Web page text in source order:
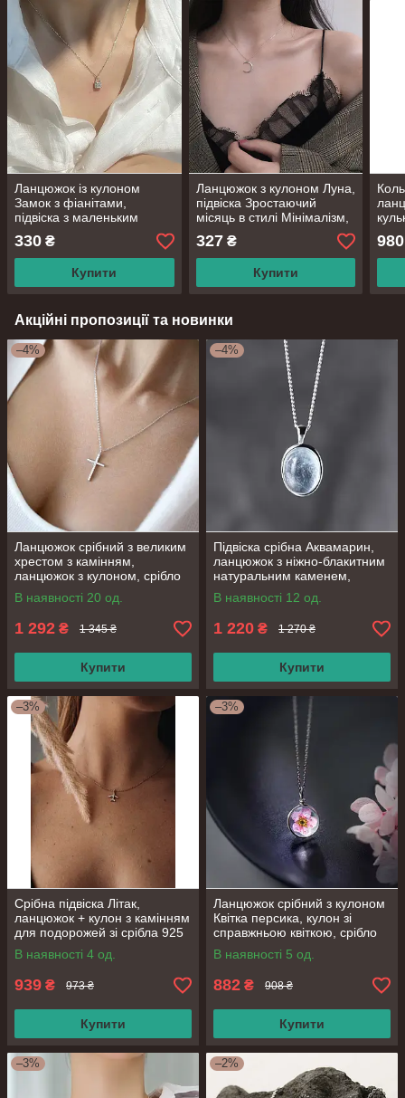
Ланцюжок із кулоном
Замок з фіанітами,
підвіска з маленьким
замочком, срібне покриття
925 проби, довжина 40+5
см
330 ₴
Купити
Ланцюжок з кулоном Луна,
підвіска Зростаючий
місяць в стилі Мінімалізм,
срібне покриття 925
проби, довжина 40 + 4 см
327₴
Купити
980
Акційні пропозиції та новинки
–4%
Ланцюжок срібний з великим
хрестом з камінням,
ланцюжок з кулоном, срібло
925 проби, довжина 40+5 см
В наявності 20 од.
1 292 ₴ 1 345 ₴
Купити
–4%
Підвіска срібна Аквамарин,
ланцюжок з ніжно-блакитним
натуральним каменем,
срібло 925 проби, довжина
40.5+6 см
В наявності 12 од.
1 220 ₴ 1 270 ₴
Купити
–3%
Срібна підвіска Літак,
ланцюжок + кулон з камінням
для подорожей зі срібла 925
проби, довжина 40+6 см
В наявності 4 од.
939 ₴ 973 ₴
Купити
–3%
Ланцюжок срібний з кулоном
Квітка персика, кулон зі
справжньою квіткою, срібло
925 проби, довжина 41+3 см
В наявності 5 од.
882 ₴ 908 ₴
Купити
–3% –2%